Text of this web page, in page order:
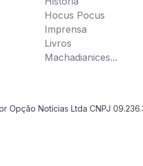
Hocus Pocus
Imprensa
Livros
Machadianices...
Opção Notícias Ltda CNPJ